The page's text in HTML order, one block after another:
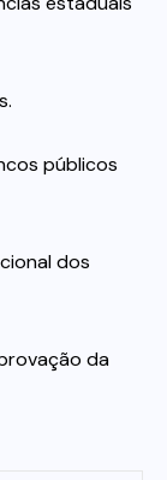
públicos
dos
da